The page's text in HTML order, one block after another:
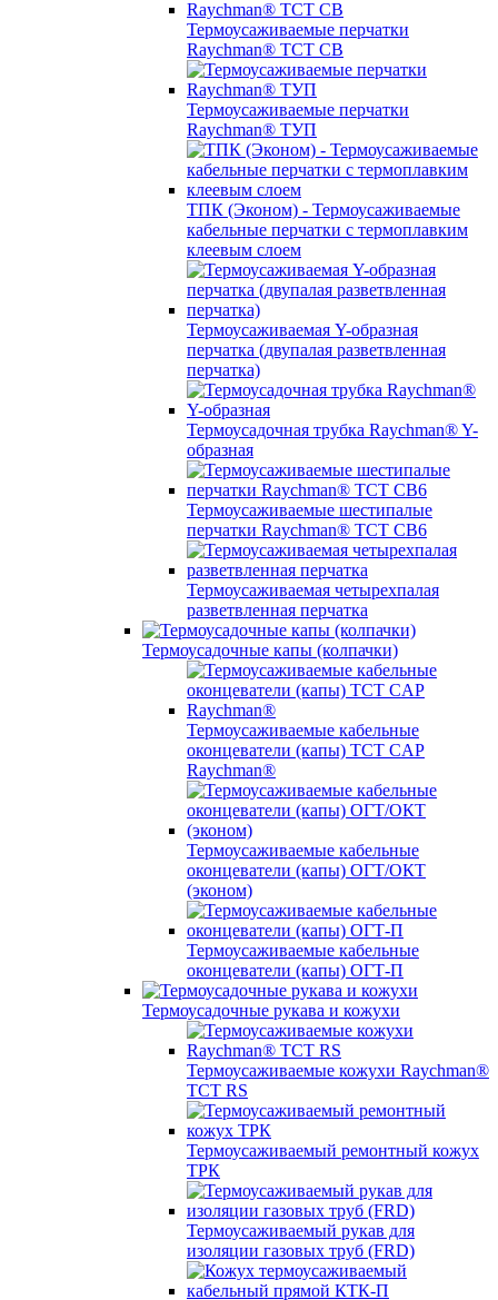
Термоусаживаемые перчатки
Raychman® TCT CB
Термоусаживаемые перчатки
Raychman® ТУП
ТПК (Эконом) - Термоусаживаемые
кабельные перчатки с термоплавким
клеевым слоем
Термоусаживаемая Y-образная
перчатка (двупалая разветвленная
перчатка)
Термоусадочная трубка Raychman® Y-
образная
Термоусаживаемые шестипалые
перчатки Raychman® ТСТ СВ6
Термоусаживаемая четырехпалая
разветвленная перчатка
Термоусадочные капы (колпачки)
Термоусаживаемые кабельные
оконцеватели (капы) ТCT CAP
Raychman®
Термоусаживаемые кабельные
оконцеватели (капы) ОГТ/ОКТ
(эконом)
Термоусаживаемые кабельные
оконцеватели (капы) ОГТ-П
Термоусадочные рукава и кожухи
Термоусаживаемые кожухи Raychman®
TCT RS
Термоусаживаемый ремонтный кожух
ТРК
Термоусаживаемый рукав для
изоляции газовых труб (FRD)